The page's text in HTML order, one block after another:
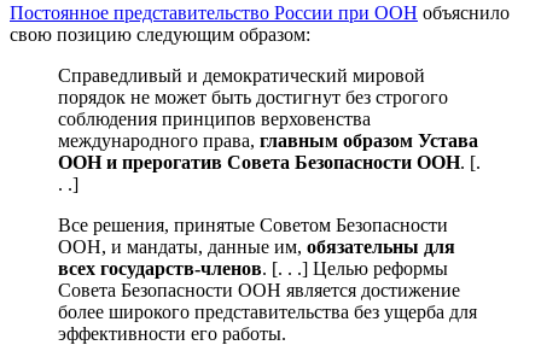
Постоянное представительство России при ООН объяснило
свою позицию следующим образом:
Справедливый и демократический мировой
порядок не может быть достигнут без строгого
соблюдения принципов верховенства
международного права, главным образом Устава
ООН и прерогатив Совета Безопасности ООН. [.
. .]
Все решения, принятые Советом Безопасности
ООН, и мандаты, данные им, обязательны для
всех государств-членов. [. . .] Целью реформы
Совета Безопасности ООН является достижение
более широкого представительства без ущерба для
эффективности его работы.